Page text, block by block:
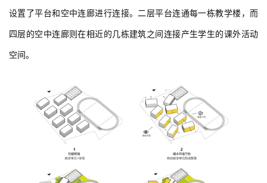
设置了平台和空中连廊进行连接。二层平台连通每一栋教学楼，而
四层的空中连廊则在相近的几栋建筑之间连接产生学生的课外活动
空间。